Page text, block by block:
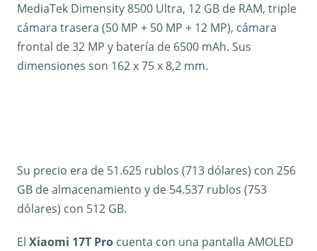
MediaTek Dimensity 8500 Ultra, 12 GB de RAM, triple
cámara trasera (50 MP + 50 MP + 12 MP), cámara
frontal de 32 MP y batería de 6500 mAh. Sus
dimensiones son 162 x 75 x 8,2 mm.
Su precio era de 51.625 rublos (713 dólares) con 256
GB de almacenamiento y de 54.537 rublos (753
dólares) con 512 GB.
El Xiaomi 17T Pro cuenta con una pantalla AMOLED